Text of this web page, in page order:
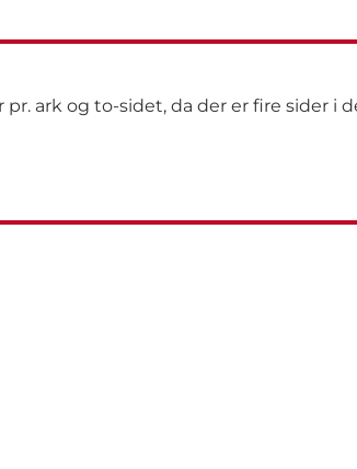
ark og to-sidet, da der er fire sider i